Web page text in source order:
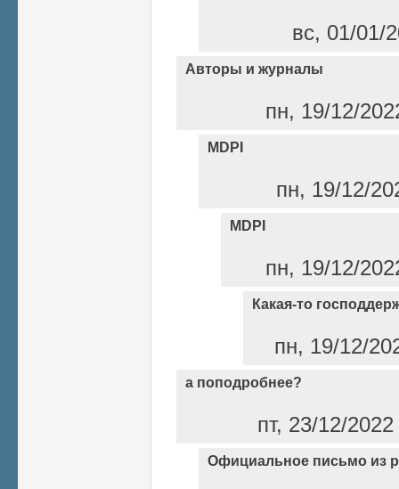
вс, 01/01/
Авторы и журналы
пн, 19/12/
MDPI
пн, 19/12/
MDPI
пн, 19/12/
Какая-то
пн, 19/12/
а поподробнее?
пт, 23/12/
Официальное письмо из